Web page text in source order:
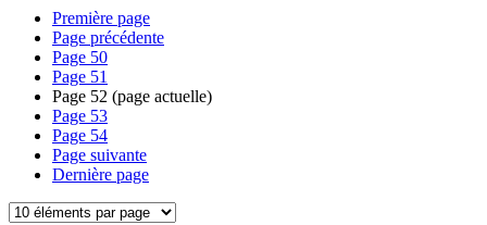
Première page
Page précédente
Page 50
Page 51
Page 52 (page actuelle)
Page 53
Page 54
Page suivante
Dernière page